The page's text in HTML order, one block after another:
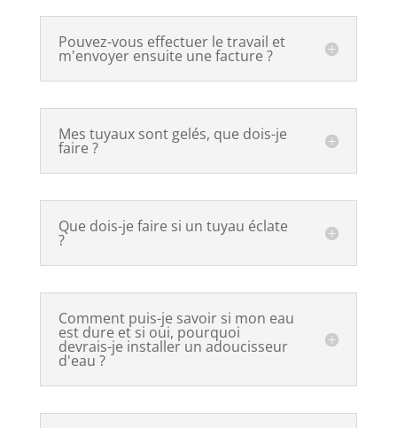
Pouvez-vous effectuer le travail et
m'envoyer ensuite une facture ?
Mes tuyaux sont gelés, que dois-je
faire ?
Que dois-je faire si un tuyau éclate
?
Comment puis-je savoir si mon eau
est dure et si oui, pourquoi
devrais-je installer un adoucisseur
d'eau ?